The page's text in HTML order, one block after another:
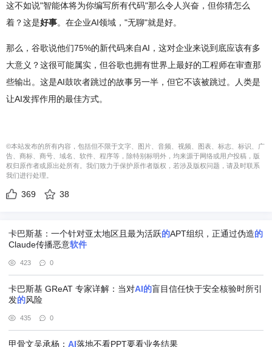
这不如说"智能体将为你编写所有代码"那么令人兴奋，但你猜怎么
着？这是好事。在企业AI领域，"无聊"就是好。
那么，谷歌说他们75%的新代码来自AI，这对企业来说到底应该有多
大意义？这很可能属实，但谷歌也拥有世界上最好的工程师在审查那
些输出。这是AI鼓吹者跳过的故事另一半，但它不该被跳过。人类是
让AI发挥作用的最佳方式。
©本站发布的所有内容，包括但不限于文字、图片、音频、视频、图表、标志、标识、广
告、商标、商号、域名、软件、程序等，除特别标明外，均来源于网络或用户投稿，版
权归原作者或原出处所有。我们致力于保护原作者版权，若涉及版权问题，请及时联系
我们进行处理。
369 38
卡巴斯基：一个针对亚太地区且最为活跃的APT组织，正通过伪造的
Claude传播恶意软件
423 0
卡巴斯基 GReAT 专家详解：当对AI的盲目信任快于安全核验时所引
发的风险
435 0
甲骨文吴承杨： AI落地不看PPT要看业务结果